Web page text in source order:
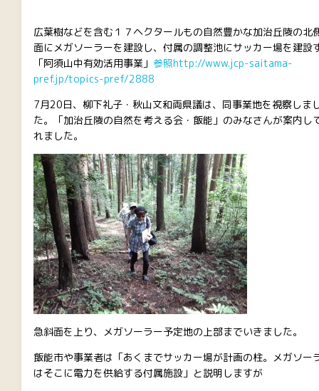
広葉樹などを含む１７ヘクタールもの自然豊かな加治丘陵の北
面にメガソーラーを建設し、付属の調整池にサッカー場を建設
「阿須山中有効活用事業」 参照http://www.jcp-saitama-
pref.jp/topics-pref/2888
7月20日、柳下礼子・秋山文和両県議は、同事業地を視察しま
た。「加治丘陵の自然を考える会・飯能」のみなさんが案内し
れました。
急斜面を上り、メガソーラー予定地の上部までいきました。
飯能市や事業者は「あくまでサッカー場が計画の柱。メガソー
はそこに電力を供給する付属施設」と説明しますが